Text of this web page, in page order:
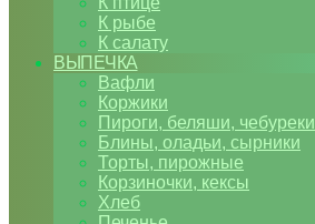
К рыбе
К салату
ВЫПЕЧКА
Вафли
Коржики
Пироги, беляши, чебуреки
Блины, оладьи, сырники
Торты, пирожные
Корзиночки, кексы
Хлеб